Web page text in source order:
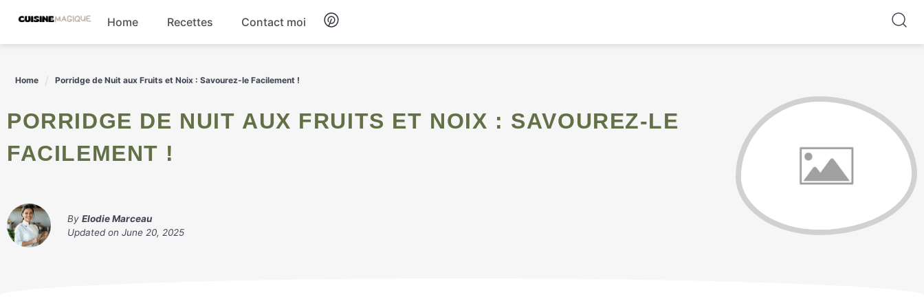
content
Home Recettes Contact moi
Home Porridge de Nuit aux Fruits et Noix : Savourez-le Facilement !
PORRIDGE DE NUIT AUX FRUITS ET NOIX : SAVOUREZ-LE
FACILEMENT !
By Elodie Marceau
Updated on June 20, 2025